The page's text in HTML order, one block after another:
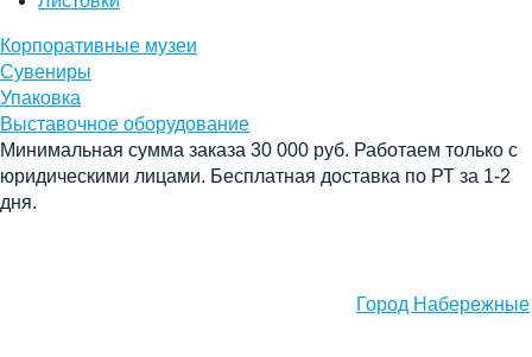
Корпоративные музеи
Сувениры
Упаковка
Выставочное оборудование
Минимальная сумма заказа 30 000 руб. Работаем только с
юридическими лицами. Бесплатная доставка по РТ за 1-2
дня.
Город Набережные